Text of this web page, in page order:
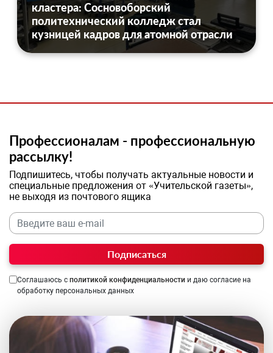
кластера: Сосновоборский
политехнический колледж стал
кузницей кадров для атомной отрасли
Профессионалам - профессиональную
рассылку!
Подпишитесь, чтобы получать актуальные новости и
специальные предложения от «Учительской газеты»,
не выходя из почтового ящика
Подписаться
Соглашаюсь с политикой конфиденциальности и даю согласие на
обработку персональных данных